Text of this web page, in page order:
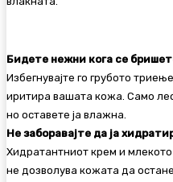
Бидете нежни кога се
Избегнувајте го грубото
иритира вашата кожа. Само
но оставете ја влажна.
Не заборавајте да ја
Хидратантниот крем и
не дозволува кожата да